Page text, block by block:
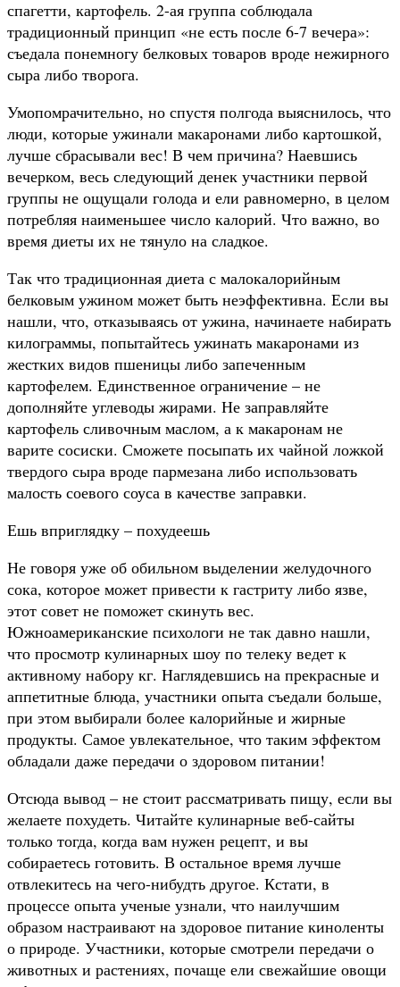
спагетти, картофель. 2-ая группа соблюдала
традиционный принцип «не есть после 6-7 вечера»:
съедала понемногу белковых товаров вроде нежирного
сыра либо творога.
Умопомрачительно, но спустя полгода выяснилось, что
люди, которые ужинали макаронами либо картошкой,
лучше сбрасывали вес! В чем причина? Наевшись
вечерком, весь следующий денек участники первой
группы не ощущали голода и ели равномерно, в целом
потребляя наименьшее число калорий. Что важно, во
время диеты их не тянуло на сладкое.
Так что традиционная диета с малокалорийным
белковым ужином может быть неэффективна. Если вы
нашли, что, отказываясь от ужина, начинаете набирать
килограммы, попытайтесь ужинать макаронами из
жестких видов пшеницы либо запеченным
картофелем. Единственное ограничение – не
дополняйте углеводы жирами. Не заправляйте
картофель сливочным маслом, а к макаронам не
варите сосиски. Сможете посыпать их чайной ложкой
твердого сыра вроде пармезана либо использовать
малость соевого соуса в качестве заправки.
Ешь вприглядку – похудеешь
Не говоря уже об обильном выделении желудочного
сока, которое может привести к гастриту либо язве,
этот совет не поможет скинуть вес.
Южноамериканские психологи не так давно нашли,
что просмотр кулинарных шоу по телеку ведет к
активному набору кг. Наглядевшись на прекрасные и
аппетитные блюда, участники опыта съедали больше,
при этом выбирали более калорийные и жирные
продукты. Самое увлекательное, что таким эффектом
обладали даже передачи о здоровом питании!
Отсюда вывод – не стоит рассматривать пищу, если вы
желаете похудеть. Читайте кулинарные веб-сайты
только тогда, когда вам нужен рецепт, и вы
собираетесь готовить. В остальное время лучше
отвлекитесь на чего-нибудть другое. Кстати, в
процессе опыта ученые узнали, что наилучшим
образом настраивают на здоровое питание киноленты
о природе. Участники, которые смотрели передачи о
животных и растениях, почаще ели свежайшие овощи